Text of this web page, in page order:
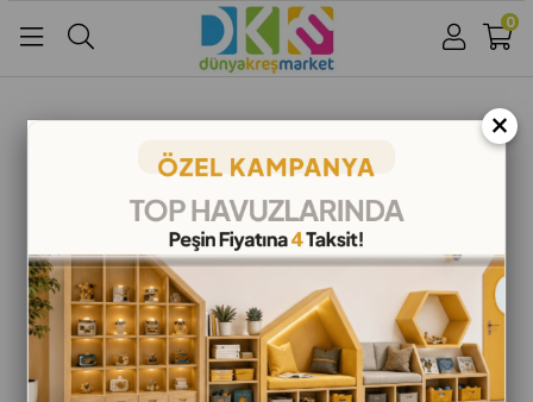
Google İle Bağlan
0
×